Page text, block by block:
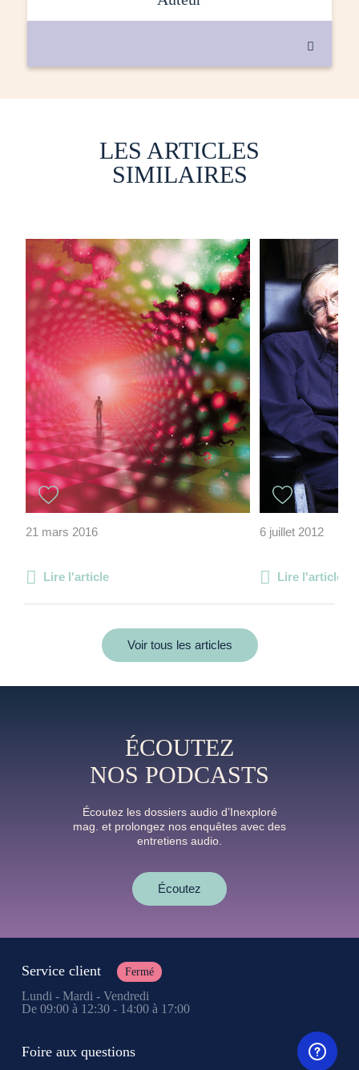

LES ARTICLES
SIMILAIRES
21 mars 2016
Lire l'article
6 juillet 2012
Lire l'article
Voir tous les articles
ÉCOUTEZ
NOS PODCASTS
Écoutez les dossiers audio d’Inexploré
mag. et prolongez nos enquêtes avec des
entretiens audio.
Écoutez
Service client Fermé
Lundi - Mardi - Vendredi
De 09:00 à 12:30 - 14:00 à 17:00
Foire aux questions